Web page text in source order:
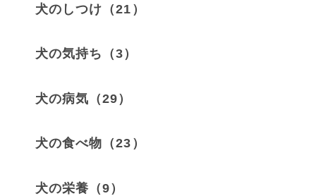
犬のしつけ（21）
犬の気持ち（3）
犬の病気（29）
犬の食べ物（23）
犬の栄養（9）